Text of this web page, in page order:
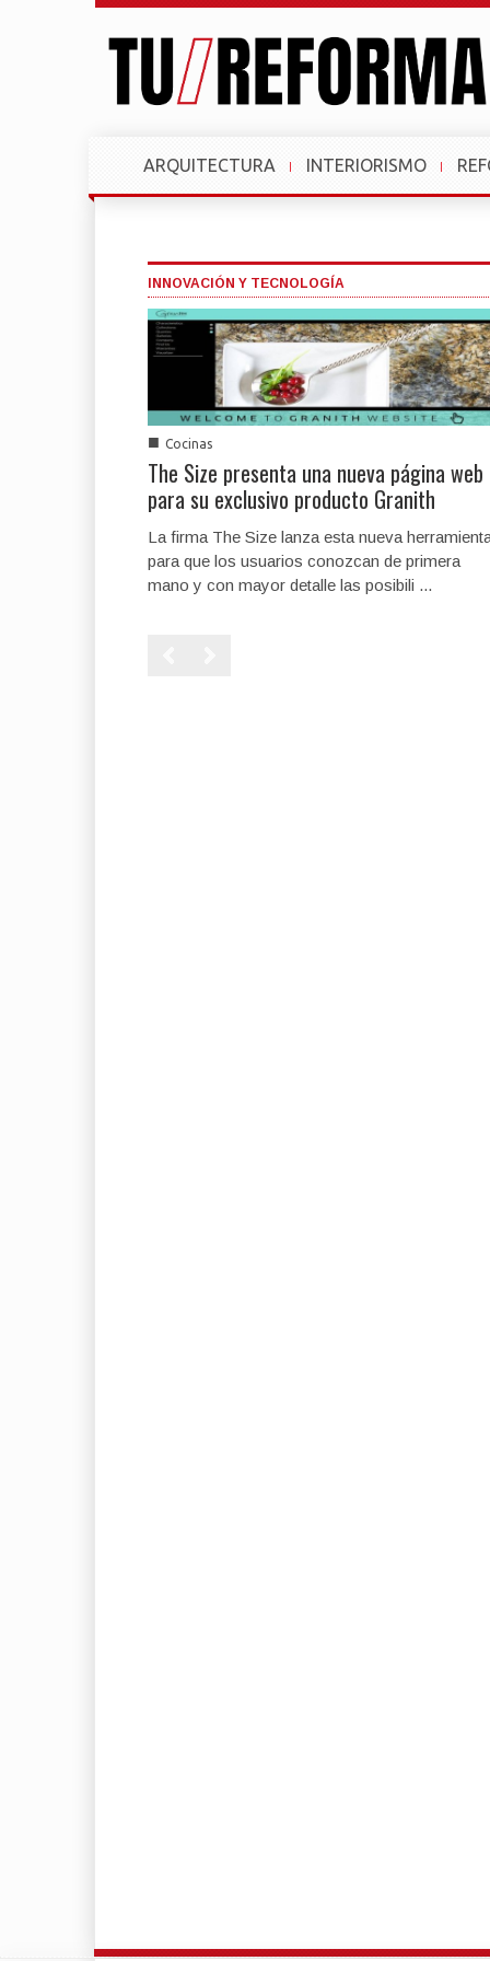
ARQUITECTURA INTERIORISMO
INNOVACIÓN Y TECNOLOGÍA
■ Cocinas
The Size presenta una nueva página web
para su exclusivo producto Granith
La firma The Size lanza esta nueva
para que los usuarios conozcan de primera
mano y con mayor detalle las posibili ...